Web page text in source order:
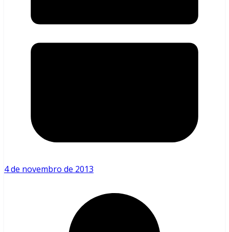
4 de novembro de 2013